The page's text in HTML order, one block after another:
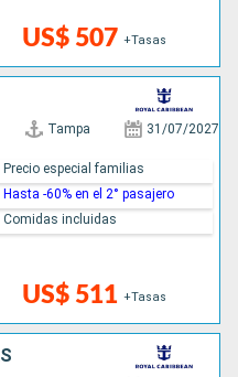
US$ 507 +Tasas
Tampa 31/07/2027
US$ 511 +Tasas
Precio especial familias
Hasta -60% en el 2° pasajero
Comidas incluidas